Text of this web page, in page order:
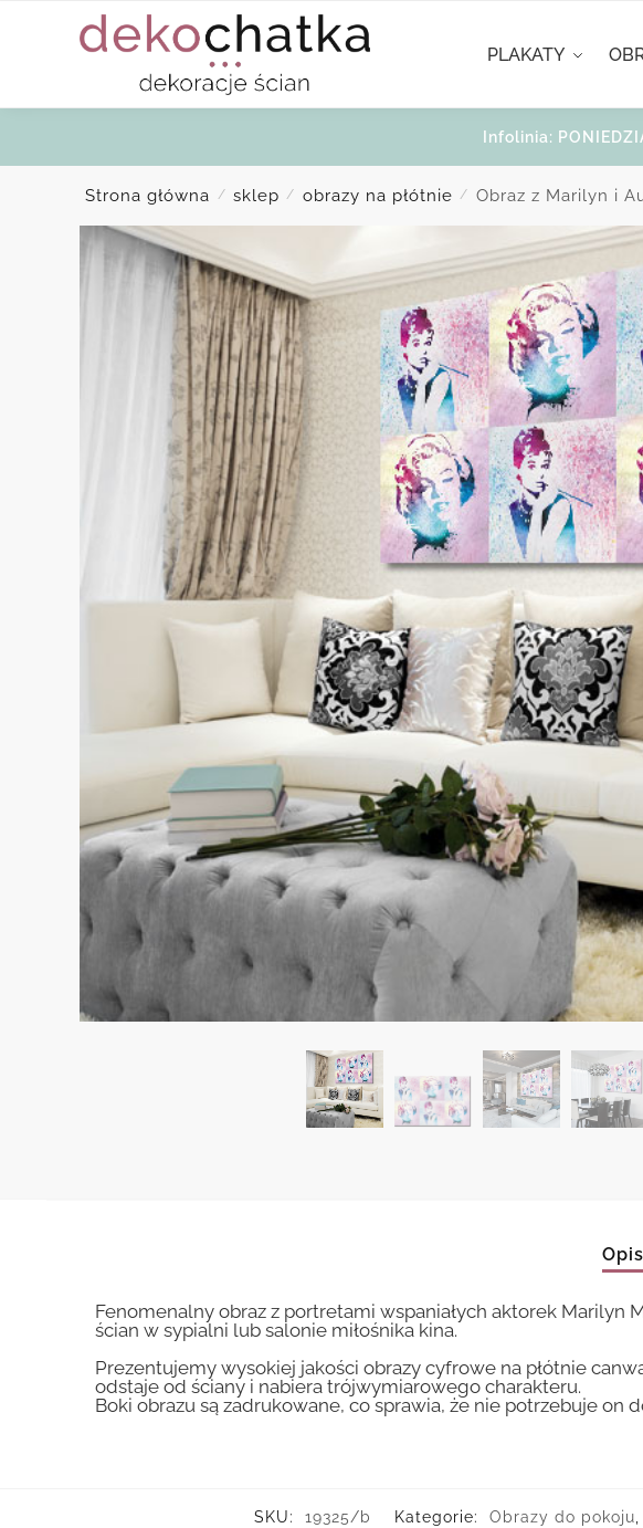
PLAKATY
Infolinia:
Strona główna / sklep / obrazy na płótnie / Obraz z Marilyn i
Opis
Fenomenalny obraz z portretami wspaniałych aktorek
ścian w sypialni lub salonie miłośnika kina.
Prezentujemy wysokiej jakości obrazy cyfrowe na płótnie
odstaje od ściany i nabiera trójwymiarowego charakteru.
Boki obrazu są zadrukowane, co sprawia, że nie potrzebuje
SKU: 19325/b Kategorie: Obrazy do pokoju,